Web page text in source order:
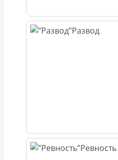
Развод
Ревность